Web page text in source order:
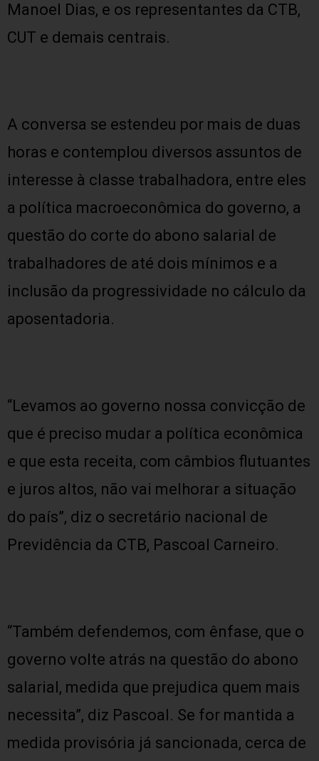
Manoel Dias, e os representantes da CTB,
CUT e demais centrais.
A conversa se estendeu por mais de duas
horas e contemplou diversos assuntos de
interesse à classe trabalhadora, entre eles
a política macroeconômica do governo, a
questão do corte do abono salarial de
trabalhadores de até dois mínimos e a
inclusão da progressividade no cálculo da
aposentadoria.
“Levamos ao governo nossa convicção de
que é preciso mudar a política econômica
e que esta receita, com câmbios flutuantes
e juros altos, não vai melhorar a situação
do país”, diz o secretário nacional de
Previdência da CTB, Pascoal Carneiro.
“Também defendemos, com ênfase, que o
governo volte atrás na questão do abono
salarial, medida que prejudica quem mais
necessita”, diz Pascoal. Se for mantida a
medida provisória já sancionada, cerca de